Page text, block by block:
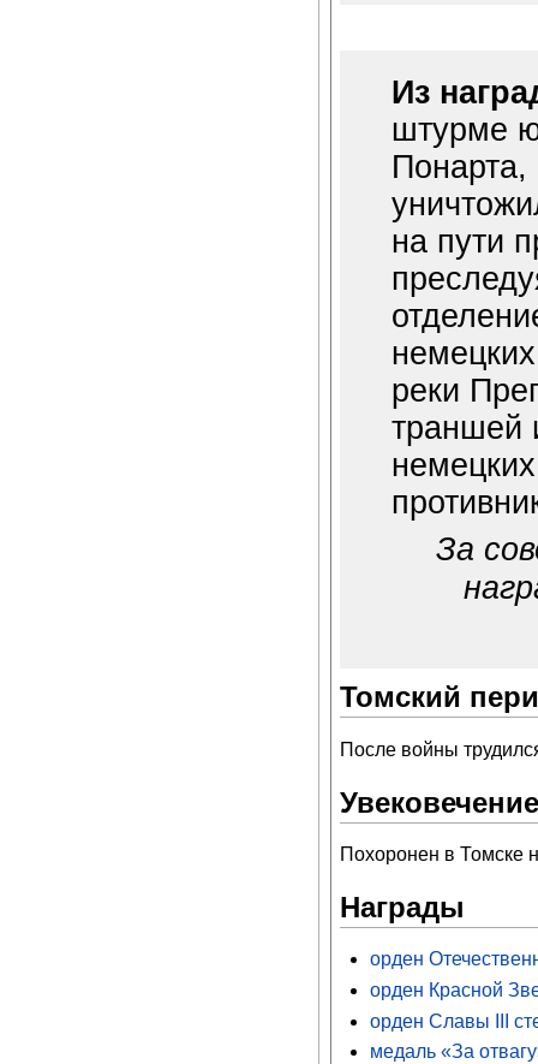
Из
штурме
на пути
реки
траншей
За
Томский
После войны
Похоронен в Томске
Награды
орден
орден Красной
орден Славы III
медаль «За